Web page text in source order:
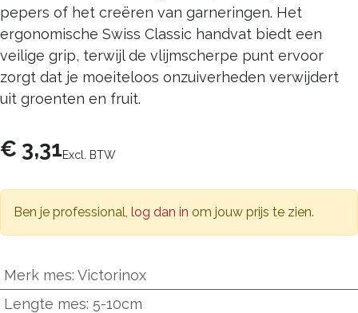
pepers of het creëren van garneringen. Het
ergonomische Swiss Classic handvat biedt een
veilige grip, terwijl de vlijmscherpe punt ervoor
zorgt dat je moeiteloos onzuiverheden verwijdert
uit groenten en fruit.
€ 3,31Excl. BTW
Ben je professional, log dan in om jouw prijs te zien.
Merk mes: Victorinox
Lengte mes: 5-10cm